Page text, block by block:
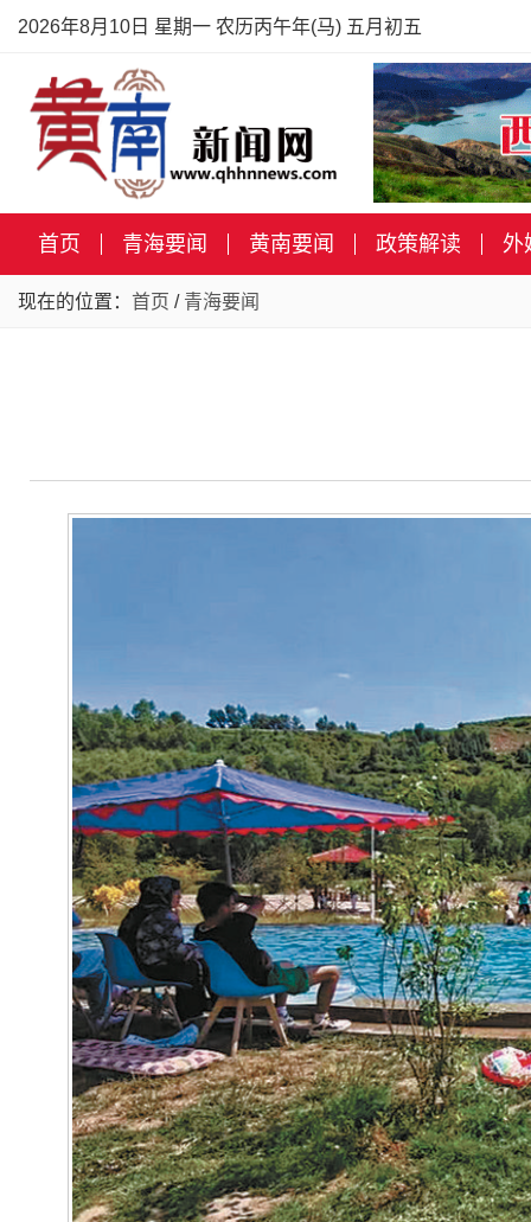
2026年8月10日 星期一 农历丙午年(马) 五月初五
首页 青海要闻 黄南要闻 政策解读 外
现在的位置： 首页 / 青海要闻